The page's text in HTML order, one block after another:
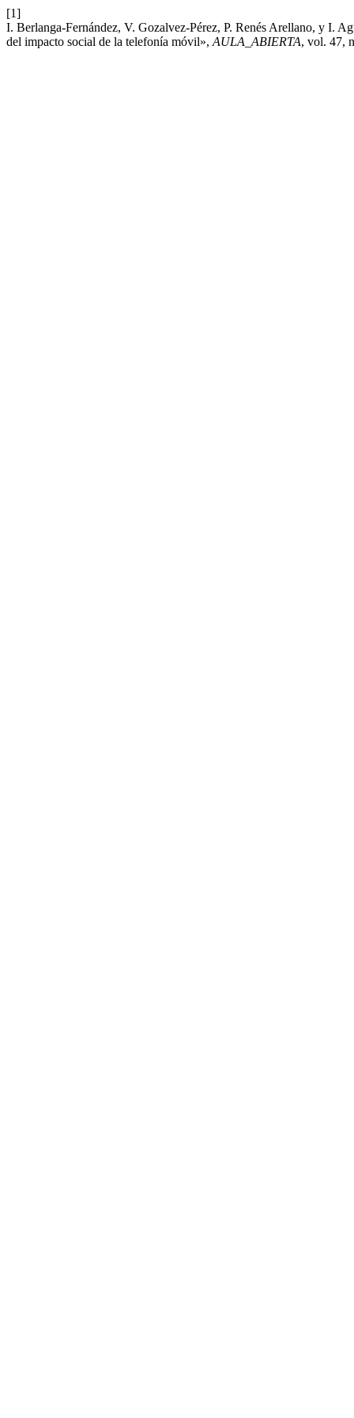
[1]
I. Berlanga-Fernández, V. Gozalvez-Pérez, P. Renés Arellano, y I.
del impacto social de la telefonía móvil», AULA_ABIERTA, vol. 47,